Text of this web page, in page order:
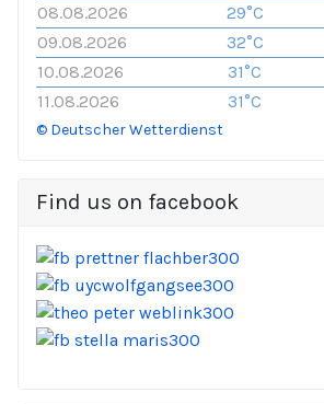
08.08.2026
29°C
09.08.2026
32°C
10.08.2026
31°C
11.08.2026
31°C
© Deutscher Wetterdienst
Find us on facebook